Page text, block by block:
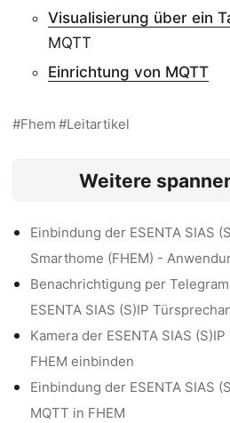
Visualisierung über ein
MQTT
Einrichtung von MQTT
Fhem Leitartikel
Weitere
Einbindung der ESENTA SIAS
Smarthome (FHEM) -
Benachrichtigung per
ESENTA SIAS (S)IP
Kamera der ESENTA SIAS
FHEM einbinden
Einbindung der ESENTA SIAS
MQTT in FHEM